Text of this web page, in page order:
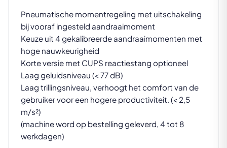
Pneumatische momentregeling met uitschakeling
bij vooraf ingesteld aandraaimoment
Keuze uit 4 gekalibreerde aandraaimomenten met
hoge nauwkeurigheid
Korte versie met CUPS reactiestang optioneel
Laag geluidsniveau (< 77 dB)
Laag trillingsniveau, verhoogt het comfort van de
gebruiker voor een hogere productiviteit. (< 2,5
m/s²)
(machine word op bestelling geleverd, 4 tot 8
werkdagen)